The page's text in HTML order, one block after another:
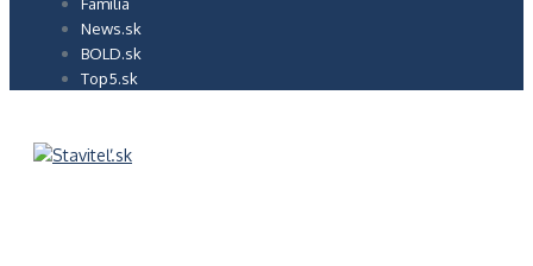
News.sk
BOLD.sk
Top5.sk